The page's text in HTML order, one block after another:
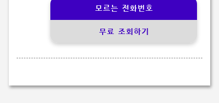
모르는 전화번호
무료 조회하기